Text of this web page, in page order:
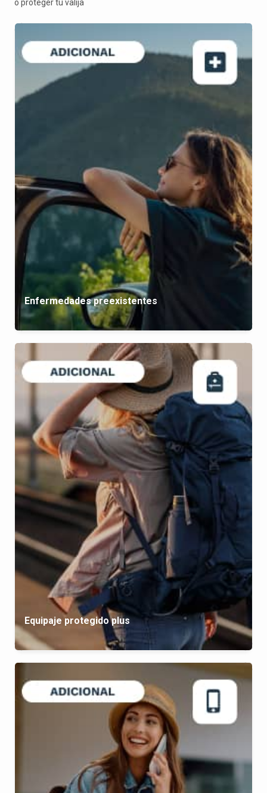
o proteger tu valija
Enfermedades preexistentes
Equipaje protegido plus